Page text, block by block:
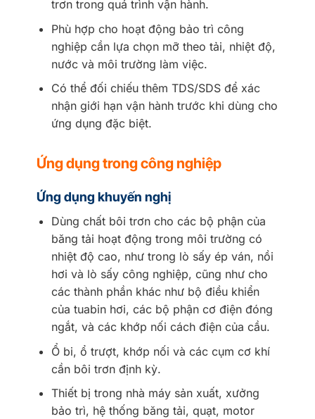
trơn trong quá trình vận hành.
Phù hợp cho hoạt động bảo trì công
nghiệp cần lựa chọn mỡ theo tải, nhiệt độ,
nước và môi trường làm việc.
Có thể đối chiếu thêm TDS/SDS để xác
nhận giới hạn vận hành trước khi dùng cho
ứng dụng đặc biệt.
Ứng dụng trong công nghiệp
Ứng dụng khuyến nghị
Dùng chất bôi trơn cho các bộ phận của
băng tải hoạt động trong môi trường có
nhiệt độ cao, như trong lò sấy ép ván, nồi
hơi và lò sấy công nghiệp, cũng như cho
các thành phần khác như bộ điều khiển
của tuabin hơi, các bộ phận cơ điện đóng
ngắt, và các khớp nối cách điện của cầu.
Ổ bi, ổ trượt, khớp nối và các cụm cơ khí
cần bôi trơn định kỳ.
Thiết bị trong nhà máy sản xuất, xưởng
bảo trì, hệ thống băng tải, quạt, motor